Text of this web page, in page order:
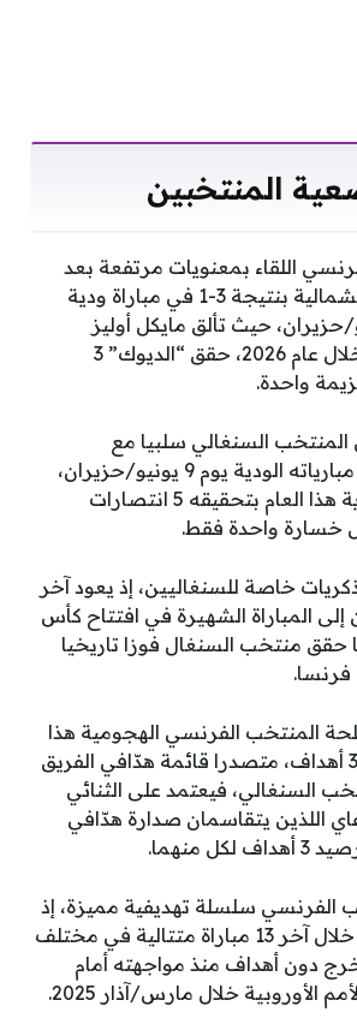
المنتخبين
اللقاء بمعنويات مرتفعة بعد
فوزه على أيرلندا الشمالية بنتيجة 3-1 في مباراة ودية
8 يونيو/حزيران، حيث تألق مايكل أوليز
بتسجيله ثلاثية. وخلال عام 2026، حقق “الديوك” 3
واحدة.
المنتخب السنغالي سلبيا مع
السعودية في آخر مبارياته الودية يوم 9 يونيو/حزيران،
لكنه قدم نتائج قوية هذا العام بتحقيقه 5 انتصارات
خسارة واحدة فقط.
خاصة للسنغاليين، إذ يعود آخر
إلى المباراة الشهيرة في افتتاح كأس
عندما حقق منتخب السنغال فوزا تاريخيا
المنتخب الفرنسي الهجومية هذا
العام بعدما سجل 3 أهداف، متصدرا قائمة هدّافي الفريق
المنتخب السنغالي، فيعتمد على الثنائي
اللذين يتقاسمان صدارة هدّافي
منهما.
الفرنسي سلسلة تهديفية مميزة، إذ
نجح في التسجيل خلال آخر 13 مباراة متتالية في مختلف
دون أهداف منذ مواجهته أمام
الأوروبية خلال مارس/آذار 2025.